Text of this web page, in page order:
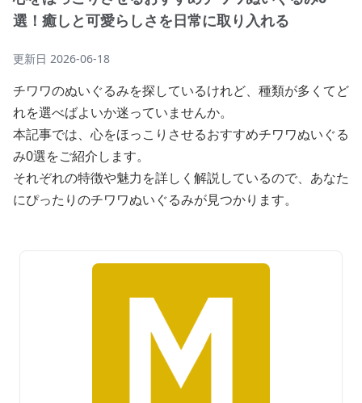
選！癒しと可愛らしさを日常に取り入れる
更新日 2026-06-18
チワワのぬいぐるみを探しているけれど、種類が多くてど
れを選べばよいか迷っていませんか。
本記事では、心をほっこりさせるおすすめチワワぬいぐる
み0選をご紹介します。
それぞれの特徴や魅力を詳しく解説しているので、あなた
にぴったりのチワワぬいぐるみが見つかります。